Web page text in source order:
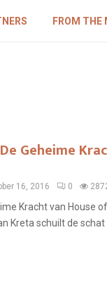
FROM THE
Geheime
16, 2016 0
Kracht van House
Kreta schuilt de